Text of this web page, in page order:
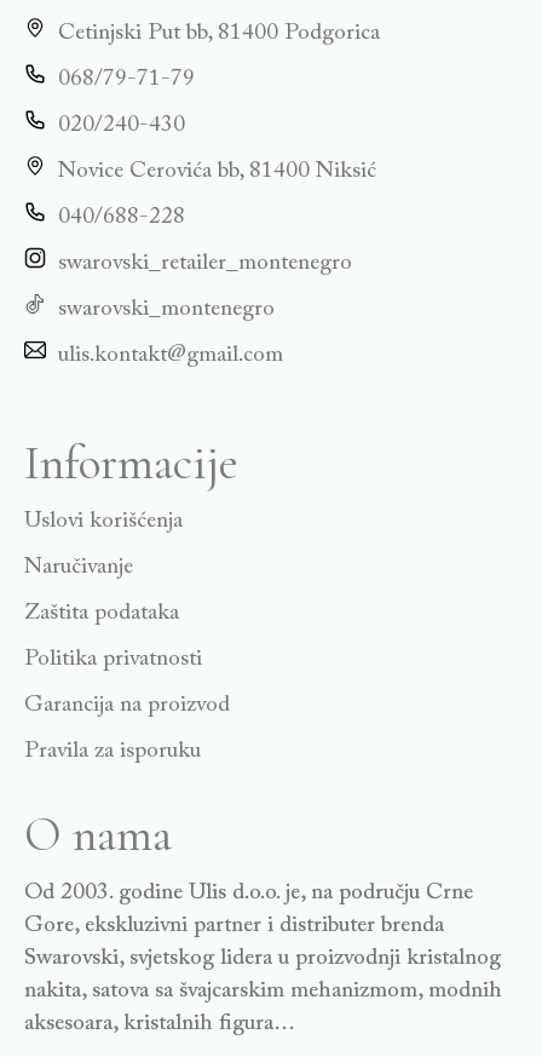
Cetinjski Put bb, 81400 Podgorica
068/79-71-79
020/240-430
Novice Cerovića bb, 81400 Niksić
040/688-228
swarovski_retailer_montenegro
swarovski_montenegro
ulis.kontakt@gmail.com
Informacije
Uslovi korišćenja
Naručivanje
Zaštita podataka
Politika privatnosti
Garancija na proizvod
Pravila za isporuku
O nama
Od 2003. godine Ulis d.o.o. je, na području Crne
Gore, ekskluzivni partner i distributer brenda
Swarovski, svjetskog lidera u proizvodnji kristalnog
nakita, satova sa švajcarskim mehanizmom, modnih
aksesoara, kristalnih figura…